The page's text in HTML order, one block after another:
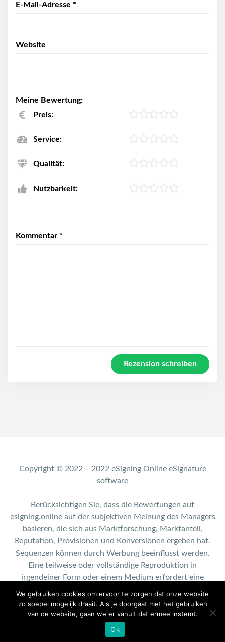
E-Mail-Adresse *
Website
Meine Bewertung:
Preis:
Service:
Qualität:
Nutzbarkeit:
Kommentar *
Copyright © 2022 – 2022 eSigning Online eSignature
software
Berücksichtigen Sie, dass die Bewertungen auf
esigning.online auf der subjektiven Meinung des Managers
basieren, die sich aus Marktforschung, Marktanteil,
Reputation, Provisionen und Konversionen ergeben hat.
Sequenzen können durch Werbung beeinflusst werden.
Eine teilweise oder vollständige Reproduktion in
irgendeiner Form oder einem Medium erfordert eine
Contact: info@esigning.online
We gebruiken cookies om ervoor te zorgen dat onze website
zo soepel mogelijk draait. Als je doorgaat met het gebruiken
van de website, gaan we er vanuit dat ermee instemt.
Ok